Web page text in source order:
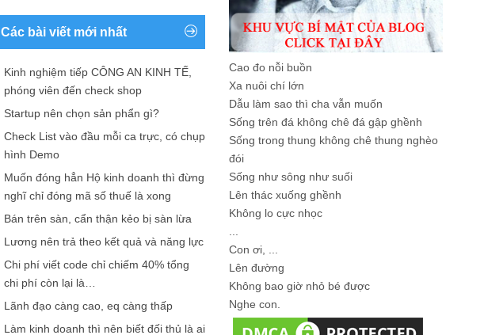
Các bài viết mới nhất
Kinh nghiệm tiếp CÔNG AN KINH TẾ,
phóng viên đến check shop
Startup nên chọn sản phẩn gì?
Check List vào đầu mỗi ca trực, có chụp
hình Demo
Muốn đóng hẳn Hộ kinh doanh thì đừng
nghĩ chỉ đóng mã số thuế là xong
Bán trên sàn, cẩn thận kẻo bị sàn lừa
Lương nên trả theo kết quả và năng lực
Chi phí viết code chỉ chiếm 40% tổng
chi phí còn lại là…
Lãnh đạo càng cao, eq càng thấp
Làm kinh doanh thì nên biết đối thủ là ai
Cao đo nỗi buồn
Xa nuôi chí lớn
Dẫu làm sao thì cha vẫn muốn
Sống trên đá không chê đá gập ghềnh
Sống trong thung không chê thung nghèo
đói
Sống như sông như suối
Lên thác xuống ghềnh
Không lo cực nhọc
Con ơi, ...
Lên đường
Không bao giờ nhỏ bé được
Nghe con.